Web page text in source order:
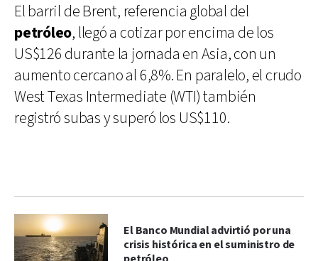
El barril de Brent, referencia global del
petróleo, llegó a cotizar por encima de los
US$126 durante la jornada en Asia, con un
aumento cercano al 6,8%. En paralelo, el crudo
West Texas Intermediate (WTI) también
registró subas y superó los US$110.
El Banco Mundial advirtió por una
crisis histórica en el suministro de